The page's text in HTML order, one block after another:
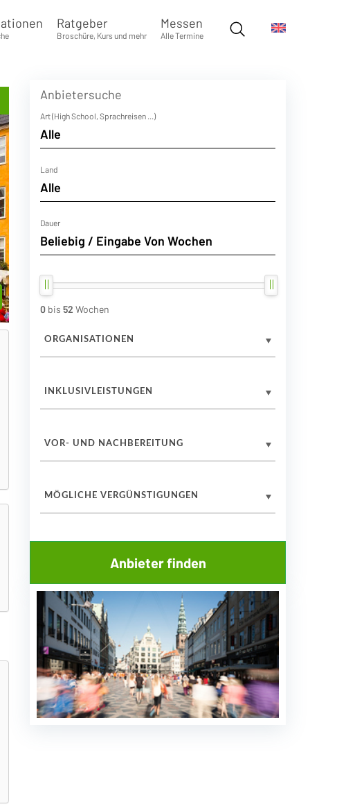
Ratgeber
Broschüre, Kurs und mehr
Messen
Alle Termine
Anbietersuche
Art (High School, Sprachreisen ...)
Land
Dauer
0 bis 52 Wochen
ORGANISATIONEN
INKLUSIVLEISTUNGEN
VOR- UND NACHBEREITUNG
MÖGLICHE VERGÜNSTIGUNGEN